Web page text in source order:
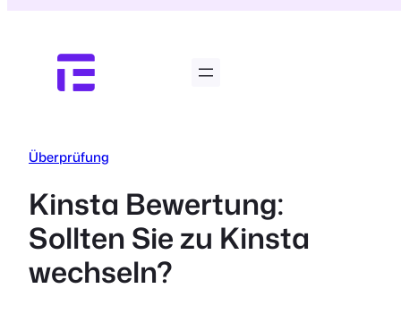
springen
Überprüfung
Kinsta Bewertung:
Sollten Sie zu Kinsta
wechseln?